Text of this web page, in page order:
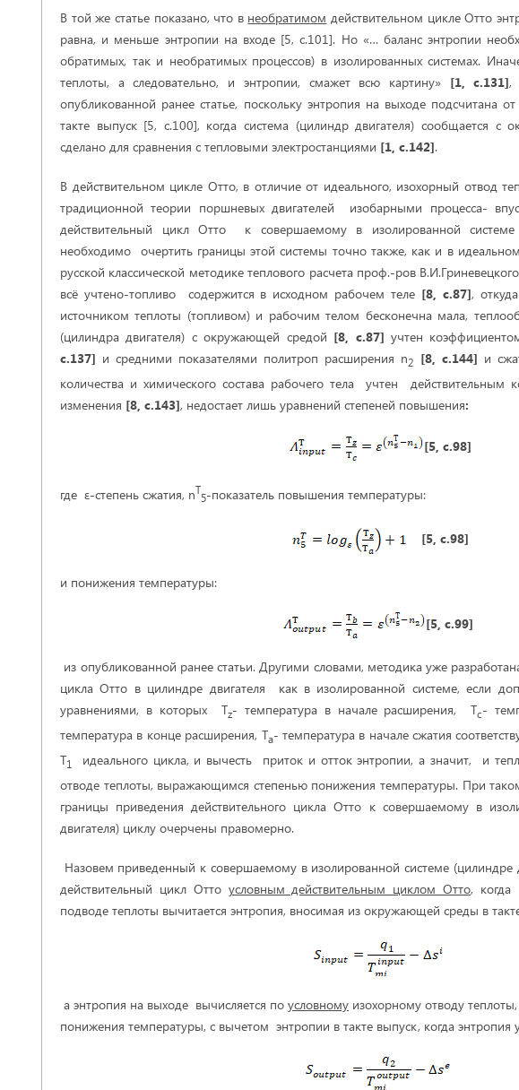
В той же статье показано, что в необратимом действительном цикле Отто
равна, и меньше энтропии на входе [5, с.101]. Но «… баланс энтропии
обратимых, так и необратимых процессов) в изолированных системах.
теплоты, а следовательно, и энтропии, смажет всю картину» [1, с.131],
опубликованной ранее статье, поскольку энтропия на выходе подсчитана
такте выпуск [5, с.100], когда система (цилиндр двигателя) сообщается
сделано для сравнения с тепловыми электростанциями [1, с.142].
В действительном цикле Отто, в отличие от идеального, изохорный отвод
традиционной теории поршневых двигателей изобарными процесса-
действительный цикл Отто к совершаемому в изолированной системе
необходимо очертить границы этой системы точно также, как и в
русской классической методике теплового расчета проф.-ров
всё учтено-топливо содержится в исходном рабочем теле [8, с.87],
источником теплоты (топливом) и рабочим телом бесконечна мала,
(цилиндра двигателя) с окружающей средой [8, с.87] учтен
с.137] и средними показателями политроп расширения n2 [8, с.144] и
количества и химического состава рабочего тела учтен действительным
изменения [8, с.143], недостает лишь уравнений степеней повышения:
[5, с.98]
где ε-степень сжатия, nТ
5-показатель повышения температуры:
[5, с.98]
и понижения температуры:
[5, с.99]
из опубликованной ранее статьи. Другими словами, методика уже
цикла Отто в цилиндре двигателя как в изолированной системе, если
уравнениями, в которых Tz- температура в начале расширения, Tc-
температура в конце расширения, Ta- температура в начале сжатия
Т1 идеального цикла, и вычесть приток и отток энтропии, а значит, и
отводе теплоты, выражающимся степенью понижения температуры. При
границы приведения действительного цикла Отто к совершаемому в
двигателя) циклу очерчены правомерно.
Назовем приведенный к совершаемому в изолированной системе (цилиндре
действительный цикл Отто условным действительным циклом Отто,
подводе теплоты вычитается энтропия, вносимая из окружающей среды в
а энтропия на выходе вычисляется по условному изохорному отводу
понижения температуры, с вычетом энтропии в такте выпуск, когда